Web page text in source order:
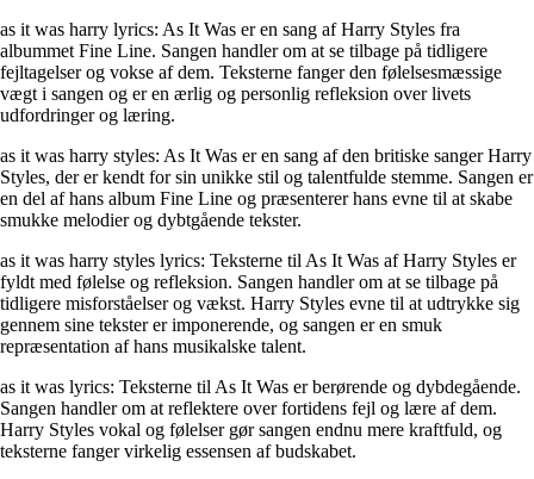
as it was harry lyrics: As It Was er en sang af Harry Styles fra
albummet Fine Line. Sangen handler om at se tilbage på tidligere
fejltagelser og vokse af dem. Teksterne fanger den følelsesmæssige
vægt i sangen og er en ærlig og personlig refleksion over livets
udfordringer og læring.
as it was harry styles: As It Was er en sang af den britiske sanger Harry
Styles, der er kendt for sin unikke stil og talentfulde stemme. Sangen er
en del af hans album Fine Line og præsenterer hans evne til at skabe
smukke melodier og dybtgående tekster.
as it was harry styles lyrics: Teksterne til As It Was af Harry Styles er
fyldt med følelse og refleksion. Sangen handler om at se tilbage på
tidligere misforståelser og vækst. Harry Styles evne til at udtrykke sig
gennem sine tekster er imponerende, og sangen er en smuk
repræsentation af hans musikalske talent.
as it was lyrics: Teksterne til As It Was er berørende og dybdegående.
Sangen handler om at reflektere over fortidens fejl og lære af dem.
Harry Styles vokal og følelser gør sangen endnu mere kraftfuld, og
teksterne fanger virkelig essensen af budskabet.